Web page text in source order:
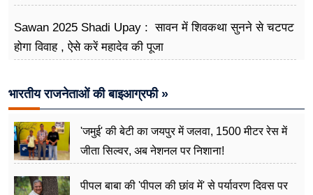
Sawan 2025 Shadi Upay : सावन में शिवकथा सुनने से चटपट
होगा विवाह , ऐसे करें महादेव की पूजा
भारतीय राजनेताओं की बाइआग्रफी »
'जमुई' की बेटी का जयपुर में जलवा, 1500 मीटर रेस में
जीता सिल्वर, अब नेशनल पर निशाना!
पीपल बाबा की 'पीपल की छांव में' से पर्यावरण दिवस पर